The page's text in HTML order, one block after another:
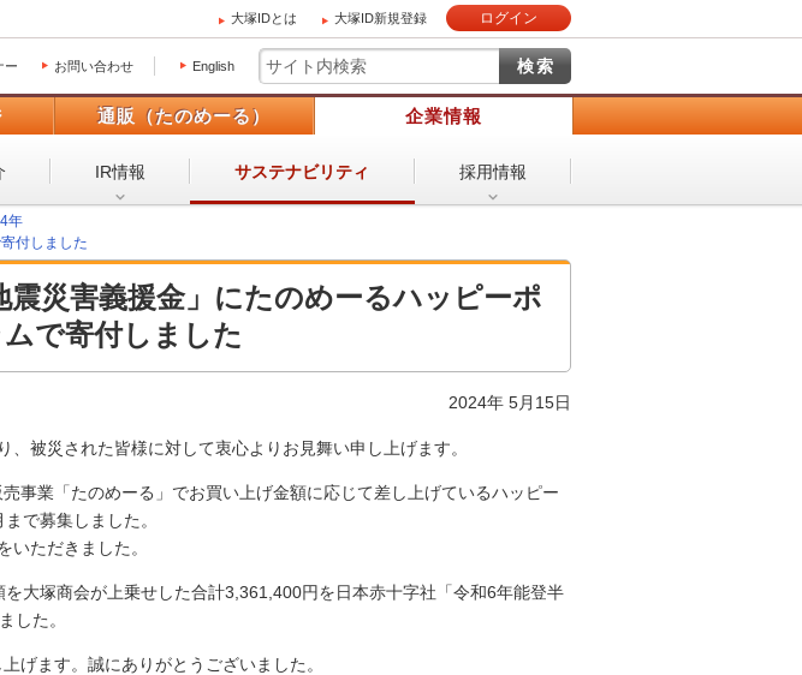
大塚IDとは 大塚ID新規登録 ログイン
ー お問い合わせ English
通販（たのめーる） 企業情報
IR情報 サステナビリティ 採用情報
年
付しました
震災害義援金」にたのめーるハッピーポ
で寄付しました
2024年 5月15日
被災された皆様に対して衷心よりお見舞い申し上げます。
事業「たのめーる」でお買い上げ金額に応じて差し上げているハッピー
で募集しました。
いただきました。
大塚商会が上乗せした合計3,361,400円を日本赤十字社「令和6年能登半
した。
げます。誠にありがとうございました。